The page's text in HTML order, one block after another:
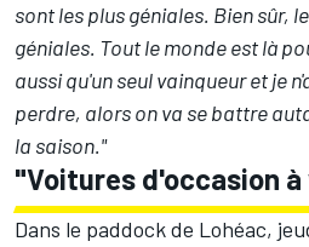
sont les plus géniales. Bien sûr,
géniales. Tout le monde est là
aussi qu'un seul vainqueur et je
perdre, alors on va se battre
la saison."
"Voitures d'occasion à
Dans le paddock de Lohéac,